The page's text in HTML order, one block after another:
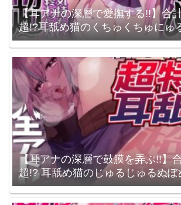
【耳アナの深層で愛撫する!!】合
超!?耳舐め猫のくちゅくちゅにゅ
イフが止マラんッ!【KU100/全ア
世猫と未来の大富豪 / 梵雪音
【耳アナの深層で鼓膜を弄ぶ!!】
超!? 耳舐め猫のじゅるじゅるぬ
が止ラマんッ!【KU100/全アドリ